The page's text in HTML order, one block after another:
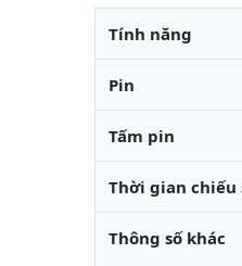
Tính năng
Pin
Tấm pin
Thời gian chiếu
Thông số khác